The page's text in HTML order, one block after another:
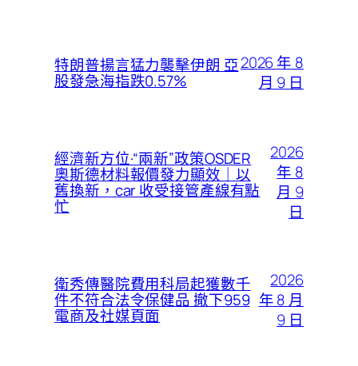
特朗普揚言猛力襲擊伊朗 亞
股發急海指跌0.57%
2026 年 8
月 9 日
經濟新方位·“兩新”政策OSDER
奧斯德材料報價發力顯效｜以
舊換新，car 收受接管產線有點
忙
2026
年 8
月 9
日
衛秀傳醫院費用科局起獲數千
件不符合法令保健品 撤下959
電商及社媒頁面
2026
年 8 月
9 日